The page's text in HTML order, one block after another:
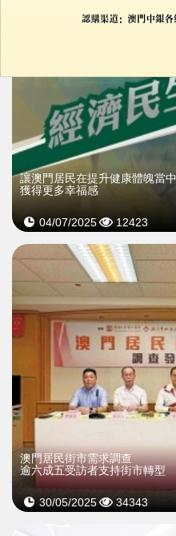
讓澳門居民在提升健康體魄當中
獲得更多幸福感
04/07/2025 12423
澳門居民街市需求調查
逾六成五受訪者支持街市轉型
30/05/2025 34343